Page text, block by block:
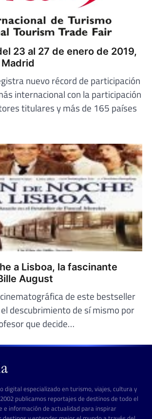
23 al 27 de enero de 2019,
nuevo récord de participación
internacional con la participación
titulares y más de 165 países
a Lisboa, la fascinante
August
de este bestseller
descubrimiento de sí mismo por
que decide…
digital especializado en turismo, viajes, cultura y
publicamos reportajes de destinos de todo el
e información de actualidad para inspirar